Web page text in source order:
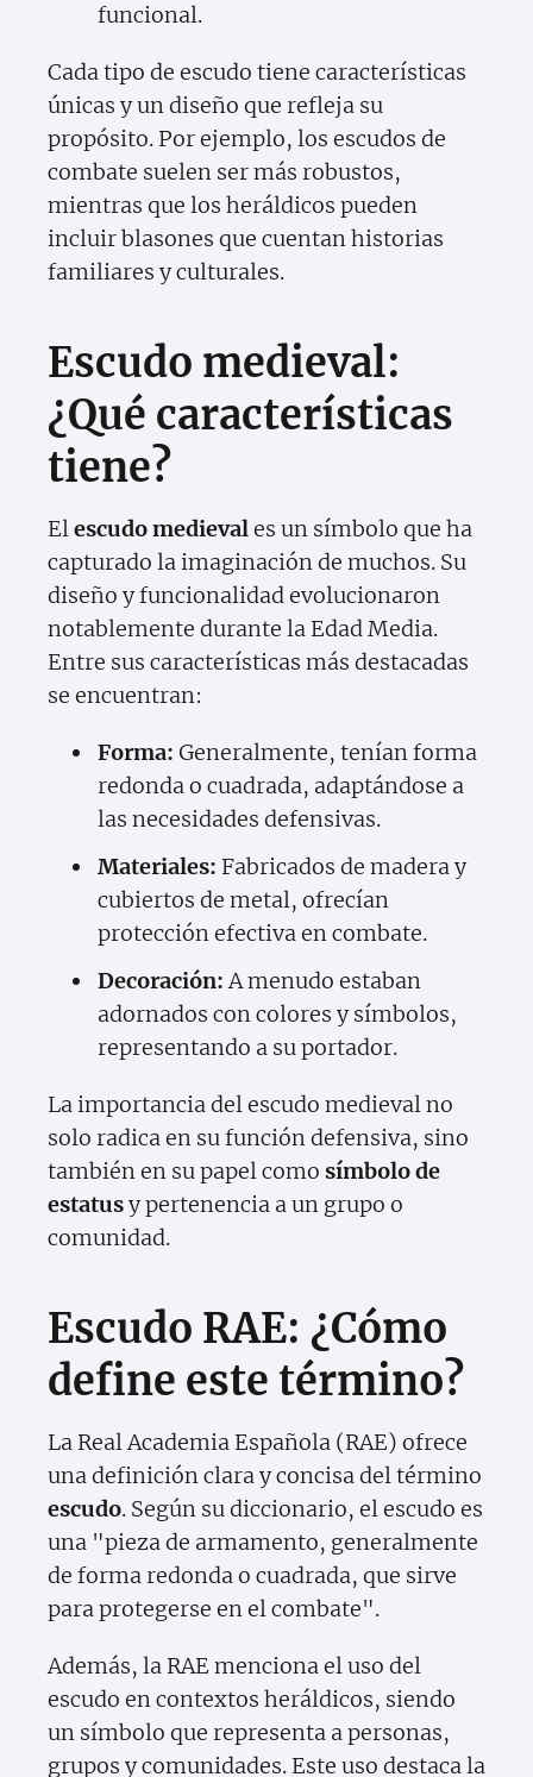
funcional.
Cada tipo de escudo tiene características
únicas y un diseño que refleja su
propósito. Por ejemplo, los escudos de
combate suelen ser más robustos,
mientras que los heráldicos pueden
incluir blasones que cuentan historias
familiares y culturales.
Escudo medieval:
¿Qué características
tiene?
Elescudo medievales un símbolo que ha
capturado la imaginación de muchos. Su
diseño y funcionalidad evolucionaron
notablemente durante la Edad Media.
Entre sus características más destacadas
se encuentran:
Forma: Generalmente, tenían forma
redonda o cuadrada, adaptándose a
las necesidades defensivas.
Materiales: Fabricados de madera y
cubiertos de metal, ofrecían
protección efectiva en combate.
Decoración:A menudo estaban
adornados con colores y símbolos,
representando a su portador.
La importancia del escudo medieval no
solo radica en su función defensiva, sino
también en su papel como símbolo de
estatusy pertenencia a un grupo o
comunidad.
Escudo RAE: ¿Cómo
define este término?
La Real Academia Española (RAE) ofrece
una definición clara y concisa del término
escudo. Según su diccionario, el escudo es
una "pieza de armamento, generalmente
de forma redonda o cuadrada, que sirve
para protegerse en el combate".
Además, la RAE menciona el uso del
escudo en contextos heráldicos, siendo
un símbolo que representa a personas,
grupos y comunidades. Este uso destaca la